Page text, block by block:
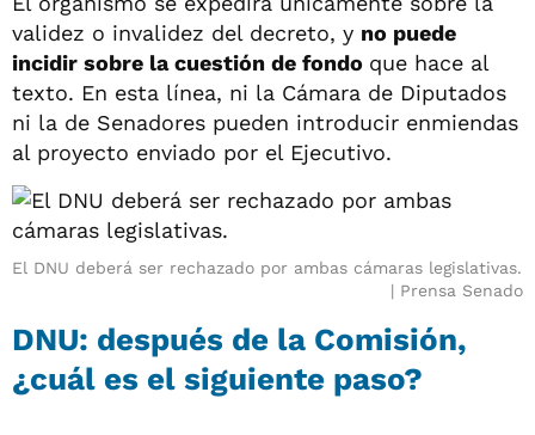
validez o invalidez del decreto, y no puede
incidir sobre la cuestión de fondo que hace al
texto. En esta línea, ni la Cámara de Diputados
ni la de Senadores pueden introducir enmiendas
al proyecto enviado por el Ejecutivo.
El DNU deberá ser rechazado por ambas cámaras legislativas.
Prensa Senado
DNU: después de la Comisión,
¿cuál es el siguiente paso?